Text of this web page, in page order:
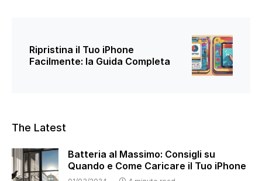
Ripristina il Tuo iPhone
Facilmente: la Guida Completa
The Latest
Batteria al Massimo: Consigli su
Quando e Come Caricare il Tuo iPhone